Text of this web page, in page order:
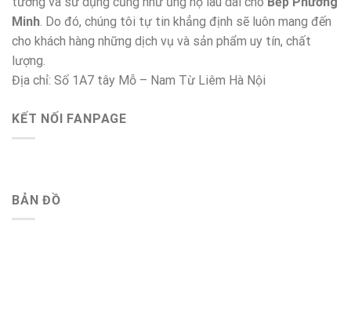
Minh. Do đó, chúng tôi tự tin khẳng định sẽ luôn mang đến
cho khách hàng những dịch vụ và sản phẩm uy tín, chất
lượng.
Địa chỉ: Số 1A7 tây Mỗ – Nam Từ Liêm Hà Nội
KẾT NỐI FANPAGE
BẢN ĐỒ